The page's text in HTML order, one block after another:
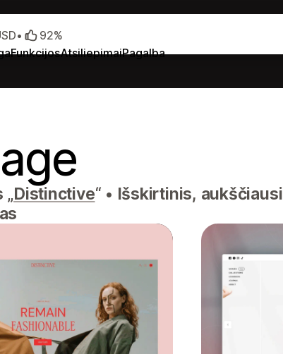
FunkcijosAtsiliepimaiPagalba
• 92%
„Distinctive“ • Išskirtinis,